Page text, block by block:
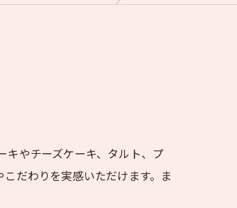
キやチーズケーキ、タルト、プ
だわりを実感いただけます。ま